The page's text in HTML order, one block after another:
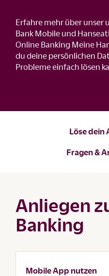
Erfahre mehr über unser
Bank Mobile und
Online Banking Meine
du deine persönlichen
Probleme einfach lösen
Löse dein
Fragen &
Anliegen
Banking
Mobile App nutzen